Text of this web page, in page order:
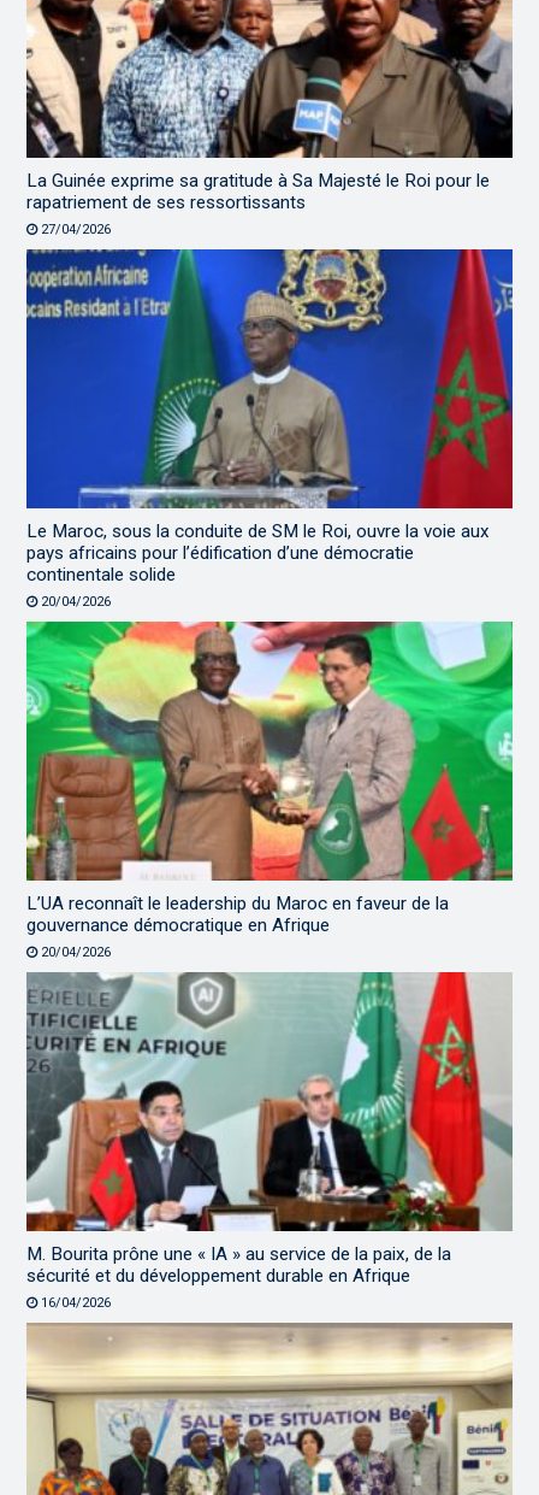
La Guinée exprime sa gratitude à Sa Majesté le Roi pour le
rapatriement de ses ressortissants
27/04/2026
Le Maroc, sous la conduite de SM le Roi, ouvre la voie aux
pays africains pour l’édification d’une démocratie
continentale solide
20/04/2026
L’UA reconnaît le leadership du Maroc en faveur de la
gouvernance démocratique en Afrique
20/04/2026
M. Bourita prône une « IA » au service de la paix, de la
sécurité et du développement durable en Afrique
16/04/2026